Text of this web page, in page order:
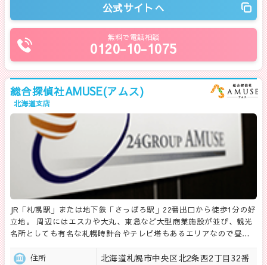
公式サイトへ
無料で電話相談
0120-10-1075
総合探偵社AMUSE(アムス)
北海道支店
JR「札幌駅」または地下鉄「さっぽろ駅」22番出口から徒歩1分の好
立地。 周辺にはエスカや大丸、東急など大型商業施設が並び、観光
名所としても有名な札幌時計台やテレビ塔もあるエリアなので昼…
住所
北海道札幌市中央区北2条西2丁目32番